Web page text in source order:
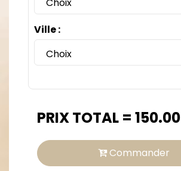
Ville :
PRIX TOTAL =150.00
Commander